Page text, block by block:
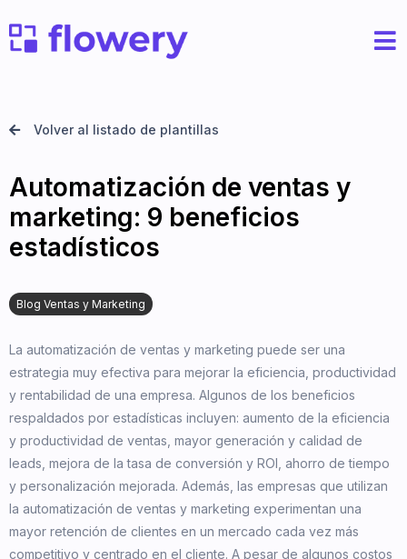
Volver al listado de plantillas
Automatización de ventas y
marketing: 9 beneficios
estadísticos
Blog Ventas y Marketing
La automatización de ventas y marketing puede ser una
estrategia muy efectiva para mejorar la eficiencia, productividad
y rentabilidad de una empresa. Algunos de los beneficios
respaldados por estadísticas incluyen: aumento de la eficiencia
y productividad de ventas, mayor generación y calidad de
leads, mejora de la tasa de conversión y ROI, ahorro de tiempo
y personalización mejorada. Además, las empresas que utilizan
la automatización de ventas y marketing experimentan una
mayor retención de clientes en un mercado cada vez más
competitivo y centrado en el cliente. A pesar de algunos costos